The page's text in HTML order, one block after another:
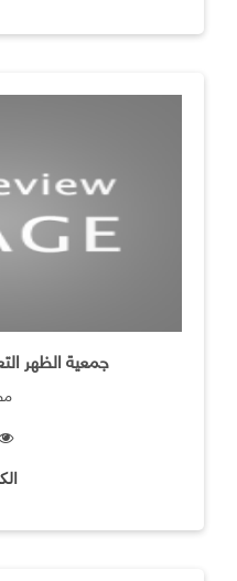
جمعية الظهر